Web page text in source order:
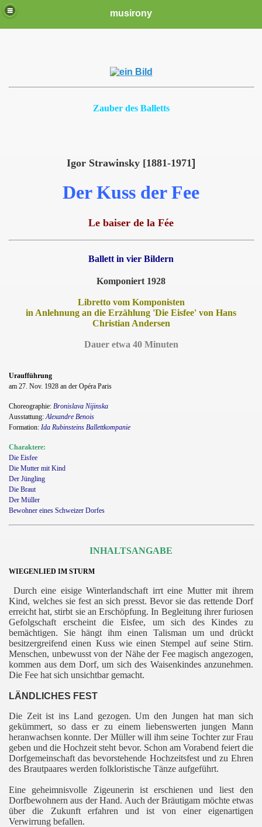
musirony
Zauber des Balletts
Igor Strawinsky [1881-1971]
Der Kuss der Fee
Le baiser de la Fée
Ballett in vier Bildern
Komponiert 1928
Libretto vom Komponisten
in Anlehnung an die Erzählung 'Die Eisfee' von Hans
Christian Andersen
Dauer etwa 40 Minuten
Uraufführung
am 27. Nov. 1928 an der Opéra Paris
Choreographie: Bronislava Nijinska
Ausstattung: Alexandre Benois
Formation: Ida Rubinsteins Ballettkompanie
Charaktere:
Die Eisfee
Die Mutter mit Kind
Der Jüngling
Die Braut
Der Müller
Bewohner eines Schweizer Dorfes
INHALTSANGABE
WIEGENLIED IM STURM
Durch eine eisige Winterlandschaft irrt eine Mutter mit ihrem
Kind, welches sie fest an sich presst. Bevor sie das rettende Dorf
erreicht hat, stirbt sie an Erschöpfung. In Begleitung ihrer furiosen
Gefolgschaft erscheint die Eisfee, um sich des Kindes zu
bemächtigen. Sie hängt ihm einen Talisman um und drückt
besitzergreifend einen Kuss wie einen Stempel auf seine Stirn.
Menschen, unbewusst von der Nähe der Fee magisch angezogen,
kommen aus dem Dorf, um sich des Waisenkindes anzunehmen.
Die Fee hat sich unsichtbar gemacht.
LÄNDLICHES FEST
Die Zeit ist ins Land gezogen. Um den Jungen hat man sich
gekümmert, so dass er zu einem liebenswerten jungen Mann
heranwachsen konnte. Der Müller will ihm seine Tochter zur Frau
geben und die Hochzeit steht bevor. Schon am Vorabend feiert die
Dorfgemeinschaft das bevorstehende Hochzeitsfest und zu Ehren
des Brautpaares werden folkloristische Tänze aufgeführt.
Eine geheimnisvolle Zigeunerin ist erschienen und liest den
Dorfbewohnern aus der Hand. Auch der Bräutigam möchte etwas
über die Zukunft erfahren und ist von einer eigenartigen
Verwirrung befallen.